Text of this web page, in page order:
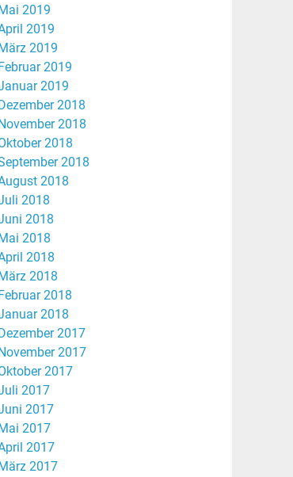
Mai 2019
2019
März 2019
Februar 2019
2019
Dezember 2018
November 2018
2018
2018
2018
2018
2018
Mai 2018
2018
März 2018
Februar 2018
2018
Dezember 2017
November 2017
2017
2017
2017
Mai 2017
2017
März 2017